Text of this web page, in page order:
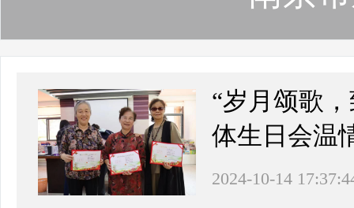
“岁月颂歌
体生日会温
2024-10-14